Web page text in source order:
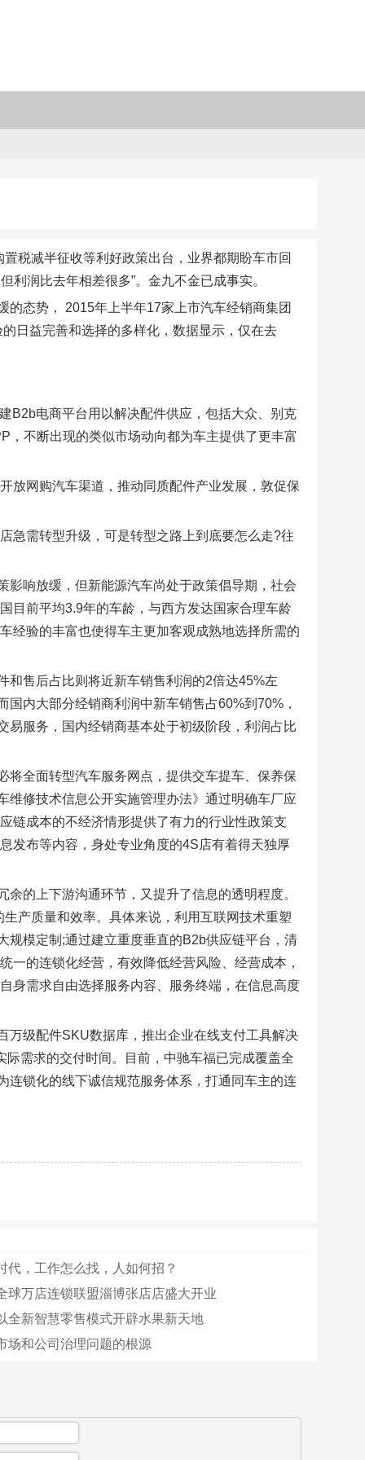
税减半征收等利好政策出台，业界都期盼车市回
利润比去年相差很多”。金九不金已成事实。
态势， 2015年上半年17家上市汽车经销商集团
日益完善和选择的多样化，数据显示，仅在去
B2b电商平台用以解决配件供应，包括大众、别克
，不断出现的类似市场动向都为车主提供了更丰富
放网购汽车渠道，推动同质配件产业发展，敦促保
急需转型升级，可是转型之路上到底要怎么走?往
影响放缓，但新能源汽车尚处于政策倡导期，社会
目前平均3.9年的车龄，与西方发达国家合理车龄
经验的丰富也使得车主更加客观成熟地选择所需的
和售后占比则将近新车销售利润的2倍达45%左
内大部分经销商利润中新车销售占60%到70%，
易服务，国内经销商基本处于初级阶段，利润占比
将全面转型汽车服务网点，提供交车提车、保养保
维修技术信息公开实施管理办法》通过明确车厂应
链成本的不经济情形提供了有力的行业性政策支
发布等内容，身处专业角度的4S店有着得天独厚
的上下游沟通环节，又提升了信息的透明程度。
产质量和效率。具体来说，利用互联网技术重塑
规模定制;通过建立重度垂直的B2b供应链平台，清
一的连锁化经营，有效降低经营风险、经营成本，
身需求自由选择服务内容、服务终端，在信息高度
万级配件SKU数据库，推出企业在线支付工具解决
需求的交付时间。目前，中驰车福已完成覆盖全
连锁化的线下诚信规范服务体系，打通同车主的连
代，工作怎么找，人如何招？
球万店连锁联盟淄博张店店盛大开业
全新智慧零售模式开辟水果新天地
场和公司治理问题的根源